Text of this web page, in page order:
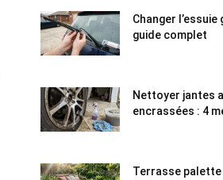
Changer
guide complet
Nettoyer jantes
encrassées : 4
Terrasse palette